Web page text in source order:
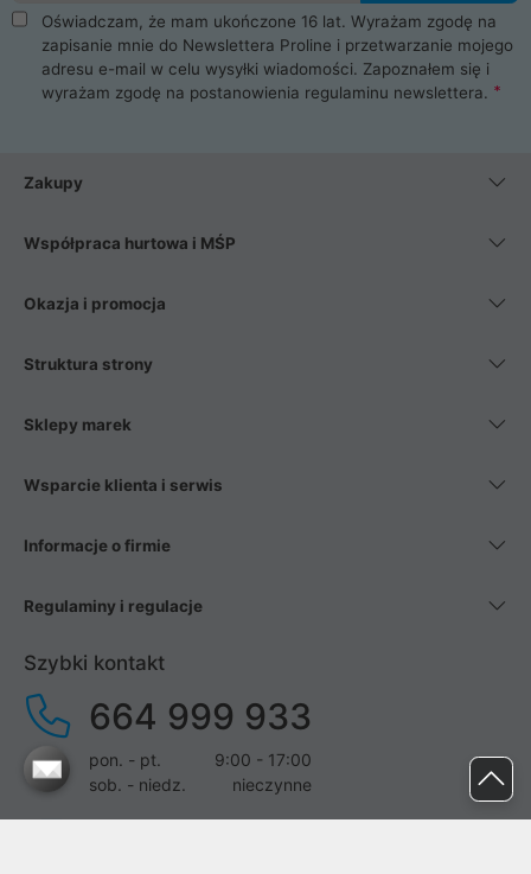
Oświadczam, że mam ukończone 16 lat. Wyrażam zgodę na
zapisanie mnie do Newslettera Proline i przetwarzanie mojego
adresu e-mail w celu wysyłki wiadomości. Zapoznałem się i
wyrażam zgodę na postanowienia regulaminu newslettera.
Zakupy
Współpraca hurtowa i MŚP
Okazja i promocja
Struktura strony
Sklepy marek
Wsparcie klienta i serwis
Informacje o firmie
Regulaminy i regulacje
Szybki kontakt
664 999 933
pon. - pt.
9:00 - 17:00
sob. - niedz.
nieczynne